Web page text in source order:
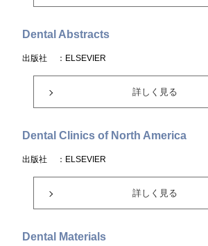
Dental Abstracts
出版社 ：ELSEVIER
詳しく見る
Dental Clinics of North America
出版社 ：ELSEVIER
詳しく見る
Dental Materials